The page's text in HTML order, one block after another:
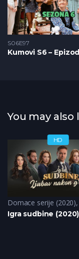
S06E97
Kumovi S6 –
You may also
HD
Domace serije (2020),
Igra sudbine (2020)